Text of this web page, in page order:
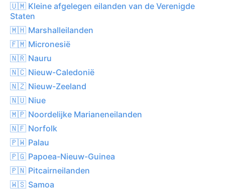
🇺🇲 Kleine afgelegen eilanden van de Verenigde
Staten
🇲🇭 Marshalleilanden
🇫🇲 Micronesië
🇳🇷 Nauru
🇳🇨 Nieuw-Caledonië
🇳🇿 Nieuw-Zeeland
🇳🇺 Niue
🇲🇵 Noordelijke Marianeneilanden
🇳🇫 Norfolk
🇵🇼 Palau
🇵🇬 Papoea-Nieuw-Guinea
🇵🇳 Pitcairneilanden
🇼🇸 Samoa